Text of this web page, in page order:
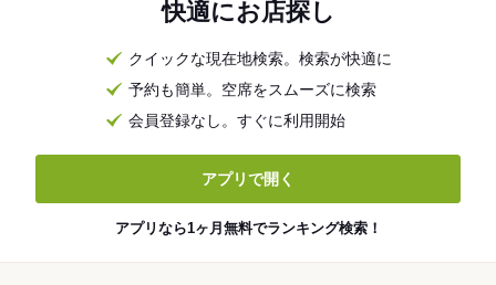
快適にお店探し
クイックな現在地検索。検索が快適に
予約も簡単。空席をスムーズに検索
会員登録なし。すぐに利用開始
アプリで開く
アプリなら1ヶ月無料でランキング検索！